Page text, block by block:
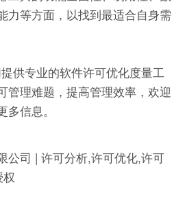
力等方面，以找到最适合自身需
供专业的软件许可优化度量工
管理难题，提高管理效率，欢迎
信息。
公司 | 许可分析,许可优化,许可